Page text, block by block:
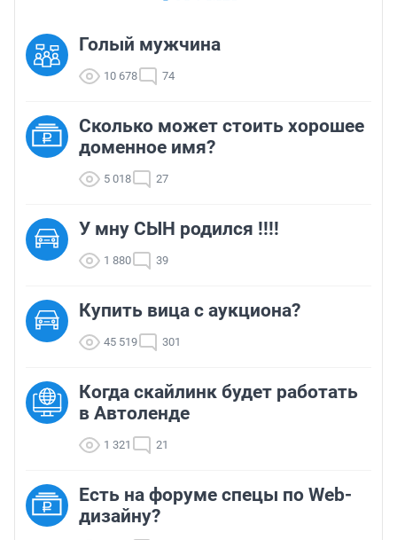
Голый мужчина
10 678 74
Сколько может стоить хорошее
доменное имя?
5 018 27
У мну СЫН родился !!!!
1 880 39
Купить вица с аукциона?
45 519 301
Когда скайлинк будет работать
в Автоленде
1 321 21
Есть на форуме спецы по Web-
дизайну?